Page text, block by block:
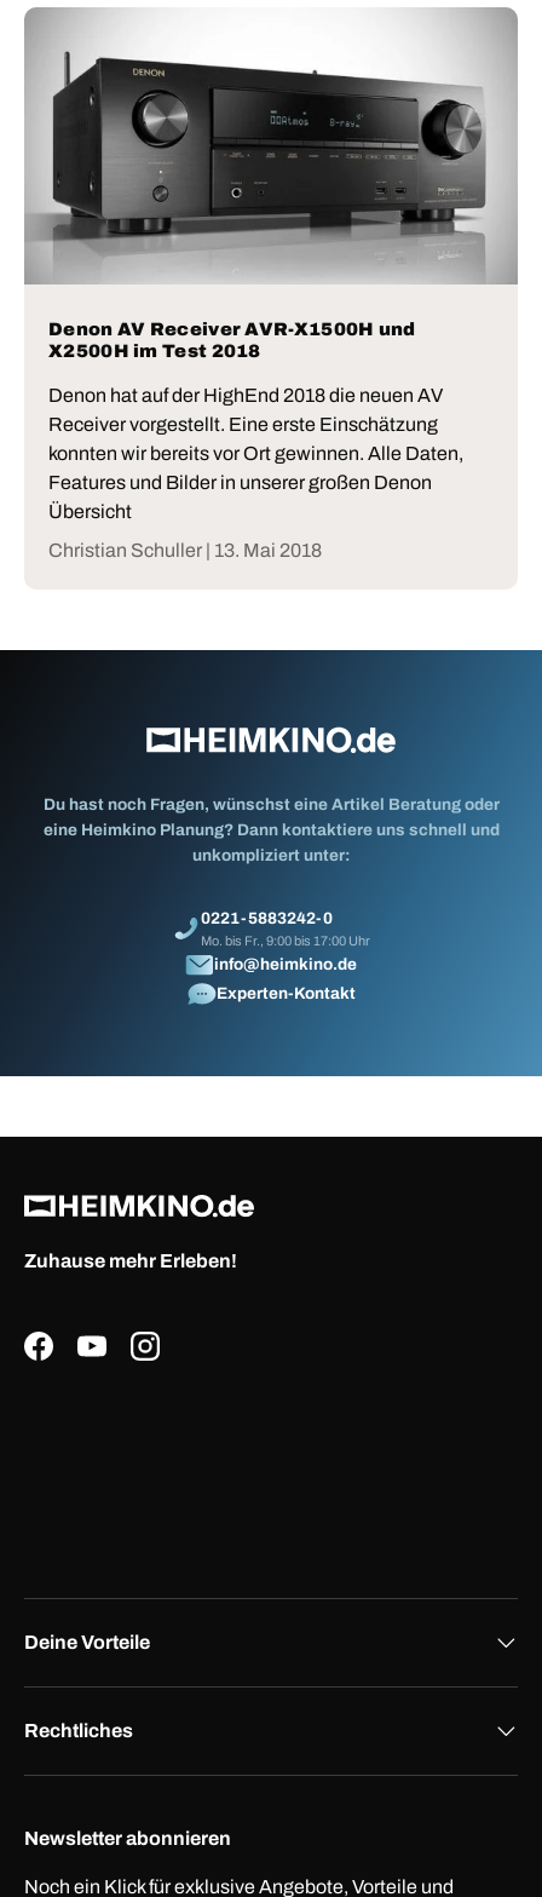
Denon AV Receiver AVR-X1500H und
X2500H im Test 2018
Denon hat auf der HighEnd 2018 die neuen AV
Receiver vorgestellt. Eine erste Einschätzung
konnten wir bereits vor Ort gewinnen. Alle Daten,
Features und Bilder in unserer großen Denon
Übersicht
Christian Schuller | 13. Mai 2018
Du hast noch Fragen, wünschst eine Artikel Beratung oder
eine Heimkino Planung? Dann kontaktiere uns schnell und
unkompliziert unter:
0221-5883242-0
Mo. bis Fr., 9:00 bis 17:00 Uhr
info@heimkino.de
Experten-Kontakt
Zuhause mehr Erleben!
FacebookYouTubeInstagram
Deine Vorteile
Rechtliches
Newsletter abonnieren
Noch ein Klick für exklusive Angebote, Vorteile und